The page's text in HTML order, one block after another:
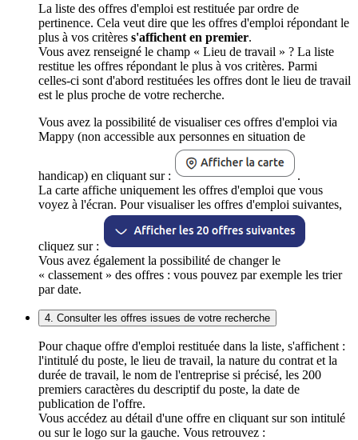
La liste des offres d'emploi est restituée par ordre de
pertinence. Cela veut dire que les offres d'emploi répondant le
plus à vos critères s'affichent en premier.
Vous avez renseigné le champ « Lieu de travail » ? La liste
restitue les offres répondant le plus à vos critères. Parmi
celles-ci sont d'abord restituées les offres dont le lieu de travail
est le plus proche de votre recherche.
Vous avez la possibilité de visualiser ces offres d'emploi via
Mappy (non accessible aux personnes en situation de
handicap) en cliquant sur :
.
La carte affiche uniquement les offres d'emploi que vous
voyez à l'écran. Pour visualiser les offres d'emploi suivantes,
cliquez sur :
Vous avez également la possibilité de changer le
« classement » des offres : vous pouvez par exemple les trier
par date.
4. Consulter les offres issues de votre recherche
Pour chaque offre d'emploi restituée dans la liste, s'affichent :
l'intitulé du poste, le lieu de travail, la nature du contrat et la
durée de travail, le nom de l'entreprise si précisé, les 200
premiers caractères du descriptif du poste, la date de
publication de l'offre.
Vous accédez au détail d'une offre en cliquant sur son intitulé
ou sur le logo sur la gauche. Vous retrouvez :